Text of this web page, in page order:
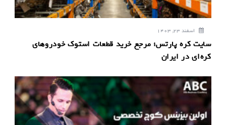
اسفند 23, 1403
سایت کره پارتس؛ مرجع خرید قطعات استوک خودروهای
کره‌ای در ایران